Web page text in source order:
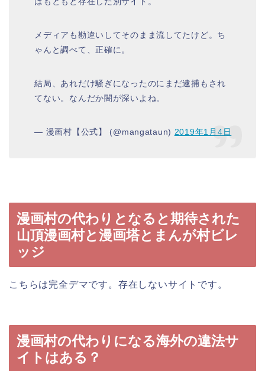
メディアも勘違いしてそのまま流してたけど。ち
ゃんと調べて、正確に。
結局、あれだけ騒ぎになったのにまだ逮捕もされ
てない。なんだか闇が深いよね。
— 漫画村【公式】 (@mangataun) 2019年1月4日
漫画村の代わりとなると期待された
山頂漫画村と漫画塔とまんが村ビレ
ッジ
こちらは完全デマです。存在しないサイトです。
漫画村の代わりになる海外の違法サ
イトはある？